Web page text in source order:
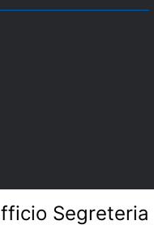
Segreteria